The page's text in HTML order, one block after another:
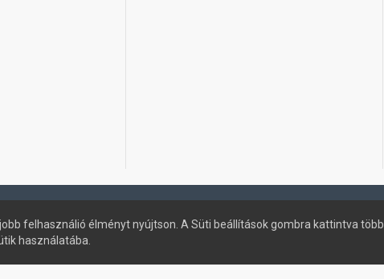
felhasználió élményt nyújtson. A Süti beállítások gombra kattintva több
használatába.